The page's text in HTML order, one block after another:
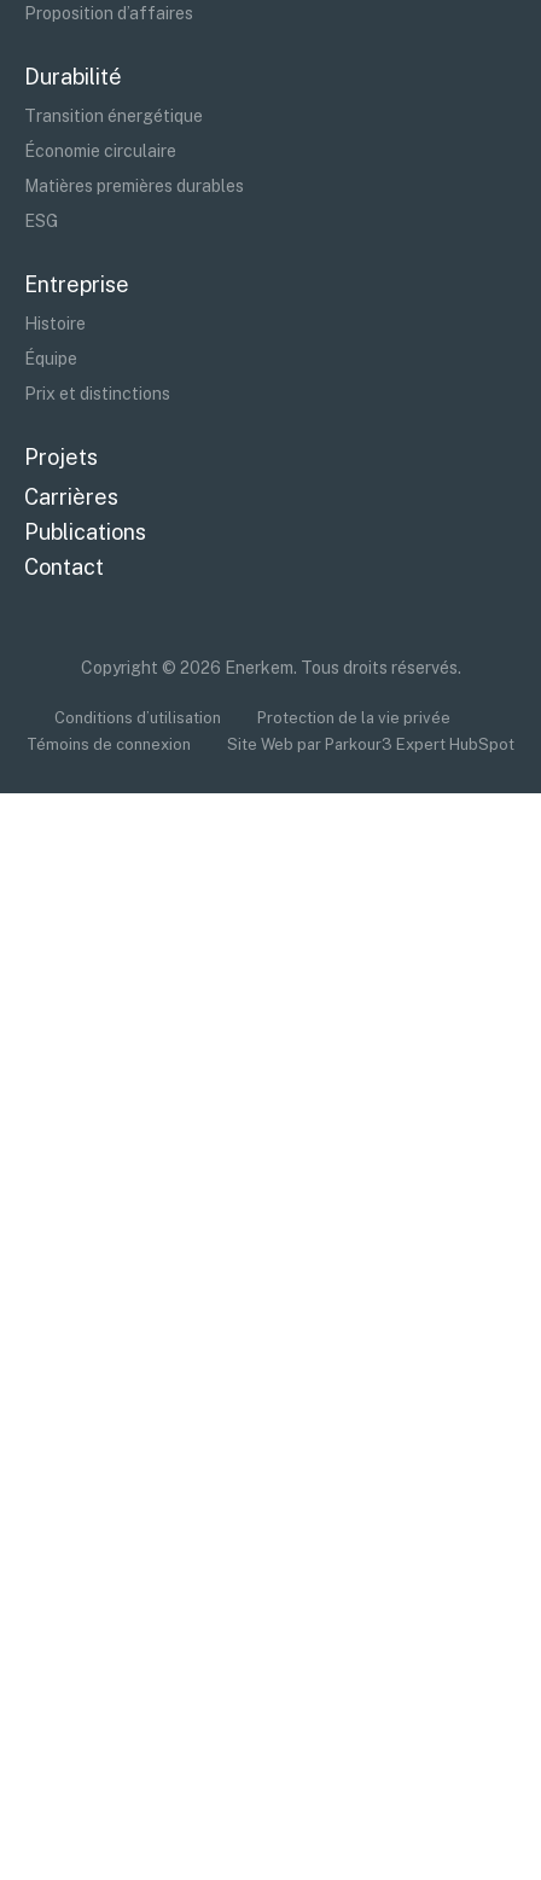
Proposition d’affaires
Durabilité
Transition énergétique
Économie circulaire
Matières premières durables
ESG
Entreprise
Histoire
Équipe
Prix et distinctions
Projets
Carrières
Publications
Contact
Copyright © 2026 Enerkem. Tous droits réservés.
Conditions d’utilisation
Protection de la vie privée
Témoins de connexion
Site Web par Parkour3 Expert HubSpot